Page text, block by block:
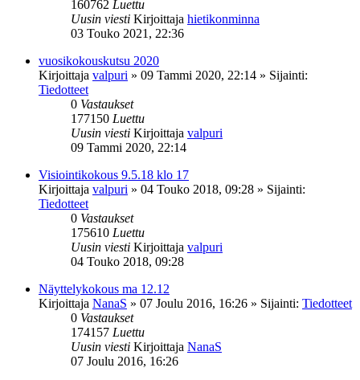
160762 Luettu
Uusin viesti Kirjoittaja hietikonminna
03 Touko 2021, 22:36
vuosikokouskutsu 2020
Kirjoittaja valpuri » 09 Tammi 2020, 22:14 » Sijainti:
Tiedotteet
0 Vastaukset
177150 Luettu
Uusin viesti Kirjoittaja valpuri
09 Tammi 2020, 22:14
Visiointikokous 9.5.18 klo 17
Kirjoittaja valpuri » 04 Touko 2018, 09:28 » Sijainti:
Tiedotteet
0 Vastaukset
175610 Luettu
Uusin viesti Kirjoittaja valpuri
04 Touko 2018, 09:28
Näyttelykokous ma 12.12
Kirjoittaja NanaS » 07 Joulu 2016, 16:26 » Sijainti: Tiedotteet
0 Vastaukset
174157 Luettu
Uusin viesti Kirjoittaja NanaS
07 Joulu 2016, 16:26